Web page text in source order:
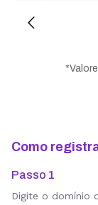
Como
Passo 1
Digite o domínio